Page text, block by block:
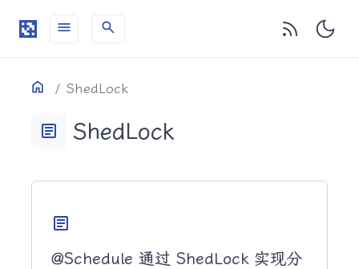
menu search
Home ShedLock
目录
article ShedLock
article
@Schedule 通过 ShedLock 实现分